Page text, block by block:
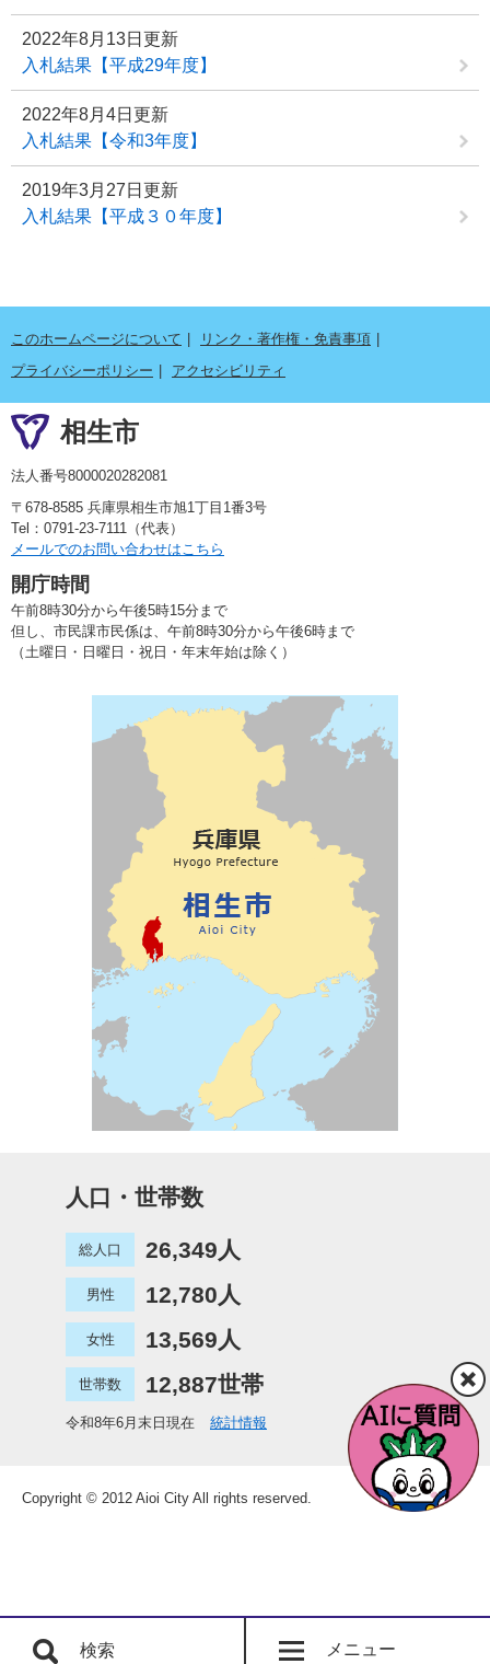
検索 メニュー
2022年8月13日更新
入札結果【平成29年度】
2022年8月4日更新
入札結果【令和3年度】
2019年3月27日更新
入札結果【平成３０年度】
このホームページについて
リンク・著作権・免責事項
プライバシーポリシー
アクセシビリティ
相生市
法人番号8000020282081
〒678-8585 兵庫県相生市旭1丁目1番3号
Tel：0791-23-7111（代表）
メールでのお問い合わせはこちら
開庁時間
午前8時30分から午後5時15分まで
但し、市民課市民係は、午前8時30分から午後6時まで
（土曜日・日曜日・祝日・年末年始は除く）
人口・世帯数
総人口 26,349人
男性 12,780人
女性 13,569人
世帯数 12,887世帯
令和8年6月末日現在 統計情報
Copyright © 2012 Aioi City All rights reserved.